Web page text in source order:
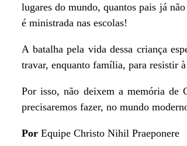
lugares do mundo, quantos pais já
é ministrada nas escolas!
A batalha pela vida dessa criança
travar, enquanto família, para resistir à
Por isso, não deixem a memória de
precisaremos fazer, no mundo
Por Equipe Christo Nihil Praeponere